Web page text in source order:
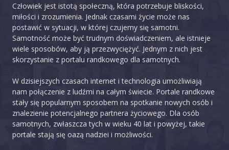
Człowiek jest istotą społeczną, która potrzebuje bliskości,
miłości i zrozumienia. Jednak czasami życie może nas
postawić w sytuacji, w której czujemy się samotni.
Samotność może być trudnym doświadczeniem, ale istnieje
wiele sposobów, aby ją przezwyciężyć. Jednym z nich jest
skorzystanie z portalu randkowego dla samotnych.
W dzisiejszych czasach internet i technologia umożliwiają
nam połączenie z ludźmi na całym świecie. Portale randkowe
stały się popularnym sposobem na spotkanie nowych osób i
znalezienie potencjalnego partnera życiowego. Dla osób
samotnych, zwłaszcza tych w wieku 40 lat i powyżej, takie
portale stają się oazą nadziei i możliwości.